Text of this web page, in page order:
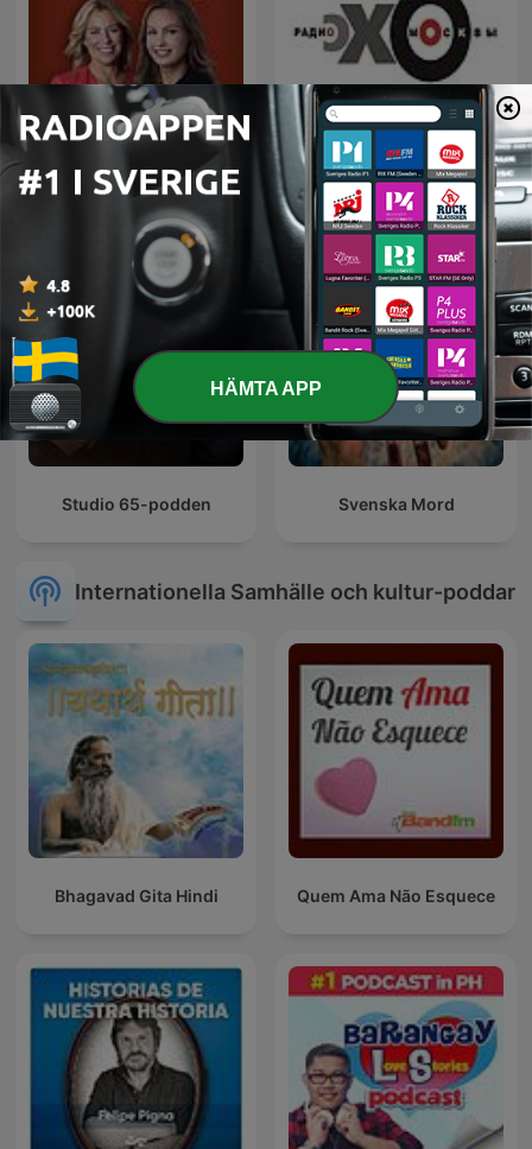
Kungligt Эхо Москвы
Studio 65-podden Svenska Mord
Internationella Samhälle och kultur-poddar
Bhagavad Gita Hindi Quem Ama Não Esquece
HÄMTA APP